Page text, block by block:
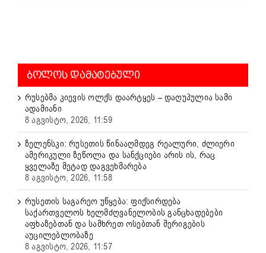
ᲑᲝᲚᲝᲡ ᲓᲐᲛᲐᲢᲔᲑᲣᲚᲘ
რუსებმა კიევის ოლქს დაარტყეს – დაღუპულია სამი
ადამიანი
8 აგვისტო, 2026, 11:59
ზელენსკი: რუსეთის წინააღმდეგ რეალური, ძლიერი
ამერიკული ზეწოლა და სანქციები არის ის, რაც
ყველაზე მეტად დაგვეხმარება
8 აგვისტო, 2026, 11:58
რუსეთის საგარეო უწყება: ფიქსირდება
საქართველოს ხელმძღვანელობის განცხადებები
აფხაზებთან და სამხრეთ ოსებთან შერიგების
აუცილებლობაზე
8 აგვისტო, 2026, 11:57